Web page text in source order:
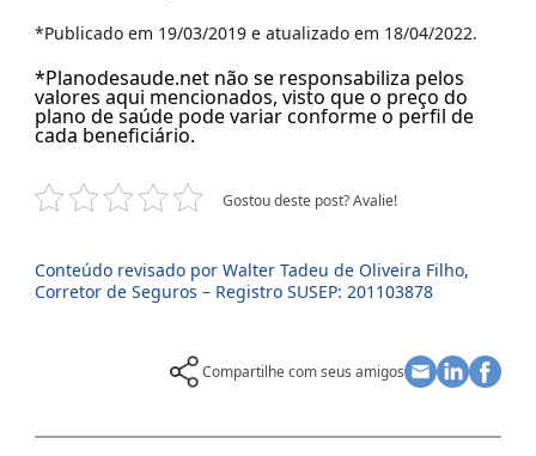
*Publicado em 19/03/2019 e atualizado em 18/04/2022.
*Planodesaude.net não se responsabiliza pelos
valores aqui mencionados, visto que o preço do
plano de saúde pode variar conforme o perfil de
cada beneficiário.
Gostou deste post? Avalie!
Conteúdo revisado por Walter Tadeu de Oliveira Filho,
Corretor de Seguros – Registro SUSEP: 201103878
Compartilhe com seus amigos